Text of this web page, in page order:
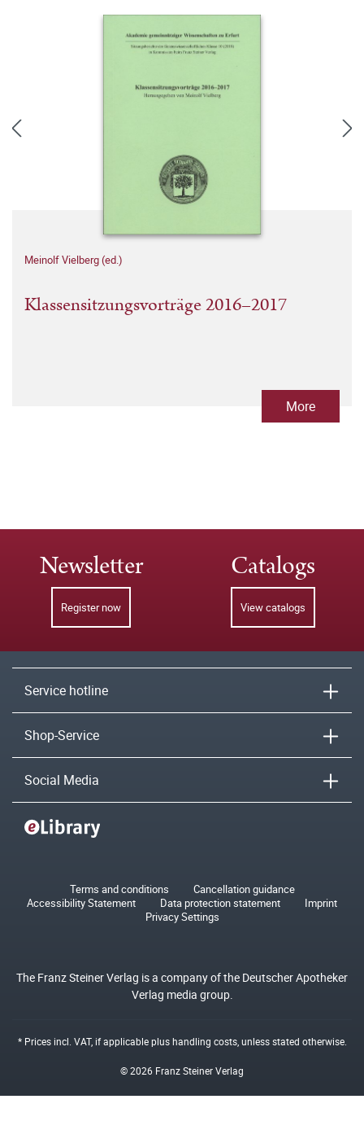
Meinolf Vielberg (ed.)
Klassensitzungsvorträge 2016–2017
More
Newsletter
Register now
Catalogs
View catalogs
Service hotline
Shop-Service
Social Media
Terms and conditions
Cancellation guidance
Accessibility Statement
Data protection statement
Imprint
Privacy Settings
The Franz Steiner Verlag is a company of the Deutscher Apotheker
Verlag media group.
* Prices incl. VAT, if applicable plushandling costs, unless stated otherwise.
© 2026 Franz Steiner Verlag